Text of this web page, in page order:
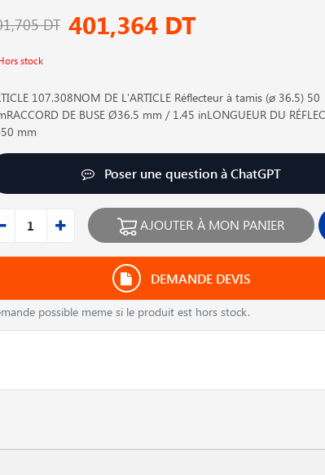
DT 401,364 DT
stock
107.308NOM DE L′ARTICLE Réflecteur à tamis (ø 36.5)
DE BUSE Ø36.5 mm / 1.45 inLONGUEUR DU
mm
Poser une question à ChatGPT
AJOUTER À MON PANIER
DEMANDE DEVIS
possible meme si le produit est hors stock.